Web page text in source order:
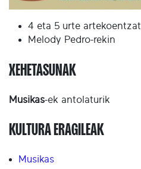
4 eta 5 urte artekoentzat
Melody Pedro-rekin
XEHETASUNAK
Musikas-ek antolaturik
KULTURA ERAGILEAK
Musikas